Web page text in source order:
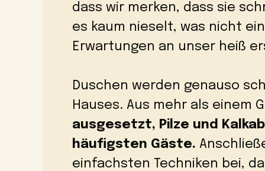
dass wir merken, dass sie
es kaum nieselt, was nicht
Erwartungen an unser heiß
Duschen werden genauso
Hauses. Aus mehr als einem
ausgesetzt, Pilze und
häufigsten Gäste.
einfachsten Techniken bei,